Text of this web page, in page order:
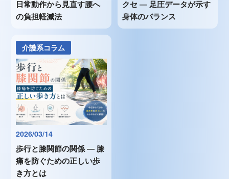
日常動作から見直す腰へ
の負担軽減法
クセ ― 足圧データが示す
身体のバランス
介護系コラム
2026/03/14
歩行と膝関節の関係 ― 膝
痛を防ぐための正しい歩
き方とは